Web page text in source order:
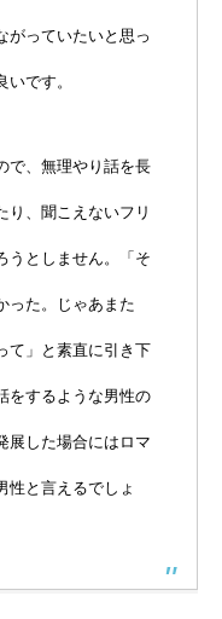
がっていたいと思っ
です。
で、無理やり話を長
り、聞こえないフリ
うとしません。「そ
った。じゃあまた
て」と素直に引き下
をするような男性の
展した場合にはロマ
性と言えるでしょ